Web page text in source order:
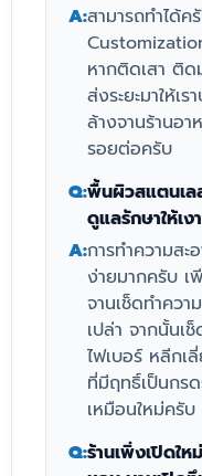
A:สามารถทำได้ค
หากติดเสา ติด
ส่งระยะมาให้เ
ล้างจานร้านอา
รอยต่อครับ
Q:พื้นผิวสแตนเ
ดูแลรักษาให้เ
A:การทำความส
ง่ายมากครับ เ
จานเช็ดทำคว
เปล่า จากนั้นเ
ไฟเบอร์ หลีกเ
ที่มีฤทธิ์เป็นกร
เหมือนใหม่ครับ
Q:ร้านเพิ่งเปิดใ